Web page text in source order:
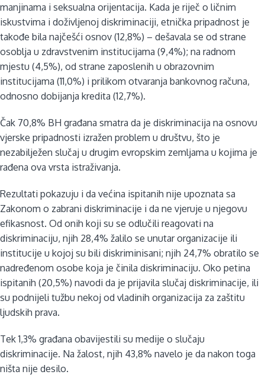
manjinama i seksualna orijentacija. Kada je riječ o ličnim
iskustvima i doživljenoj diskriminaciji, etnička pripadnost je
takođe bila najčešći osnov (12,8%) – dešavala se od strane
osoblja u zdravstvenim institucijama (9,4%); na radnom
mjestu (4,5%), od strane zaposlenih u obrazovnim
institucijama (11,0%) i prilikom otvaranja bankovnog računa,
odnosno dobijanja kredita (12,7%).
Čak 70,8% BH građana smatra da je diskriminacija na osnovu
vjerske pripadnosti izražen problem u društvu, što je
nezabilježen slučaj u drugim evropskim zemljama u kojima je
rađena ova vrsta istraživanja.
Rezultati pokazuju i da većina ispitanih nije upoznata sa
Zakonom o zabrani diskriminacije i da ne vjeruje u njegovu
efikasnost. Od onih koji su se odlučili reagovati na
diskriminaciju, njih 28,4% žalilo se unutar organizacije ili
institucije u kojoj su bili diskriminisani; njih 24,7% obratilo se
nadređenom osobe koja je činila diskriminaciju. Oko petina
ispitanih (20,5%) navodi da je prijavila slučaj diskriminacije, ili
su podnijeli tužbu nekoj od vladinih organizacija za zaštitu
ljudskih prava.
Tek 1,3% građana obavijestili su medije o slučaju
diskriminacije. Na žalost, njih 43,8% navelo je da nakon toga
ništa nije desilo.